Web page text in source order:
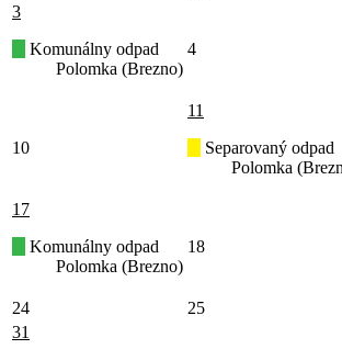
3
Komunálny odpad
Polomka (Brezno)
4
10
11
Separovaný odpad
Polomka
17
Komunálny odpad
Polomka (Brezno)
18
24 25
31